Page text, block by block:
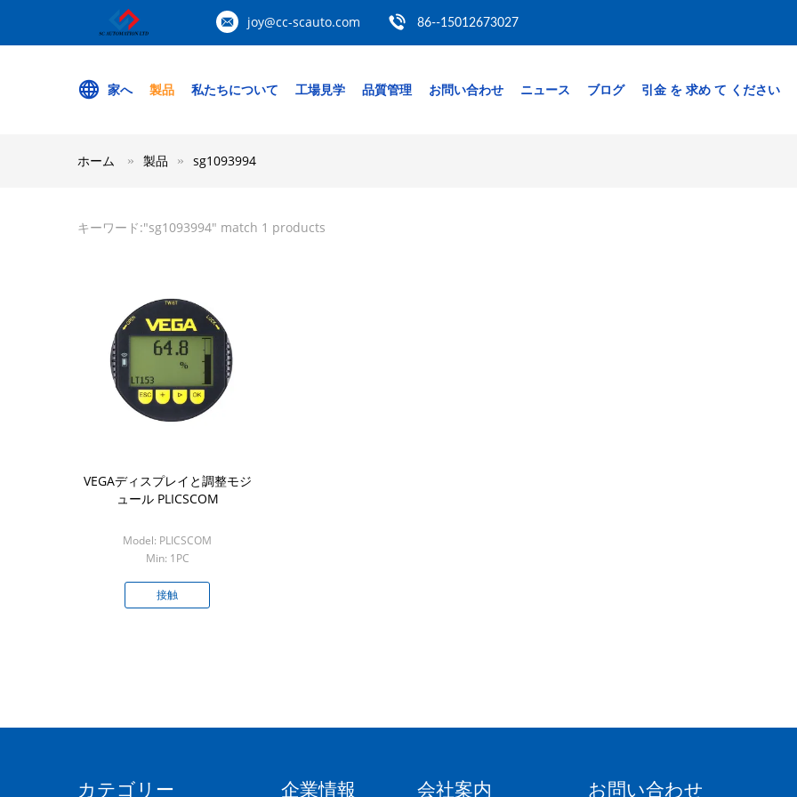
joy@cc-scauto.com 86--15012673027
家へ 製品 私たちについて 工場見学 品質管理 お問い合わせ ニュース ブログ 引金 を 求め て ください
ホーム 製品 sg1093994
キーワード:"sg1093994" match 1 products
VEGAディスプレイと調整モジ
ュール PLICSCOM
Model: PLICSCOM
Min: 1PC
接触
カテゴリー 企業情報 会社案内 お問い合わせ